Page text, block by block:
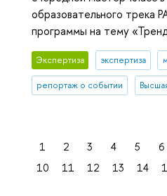
образовательного трека
программы на тему
Экспертиза экспертиза
репортаж о событии
1 2 3 4 5 6
10
11 12 13 14